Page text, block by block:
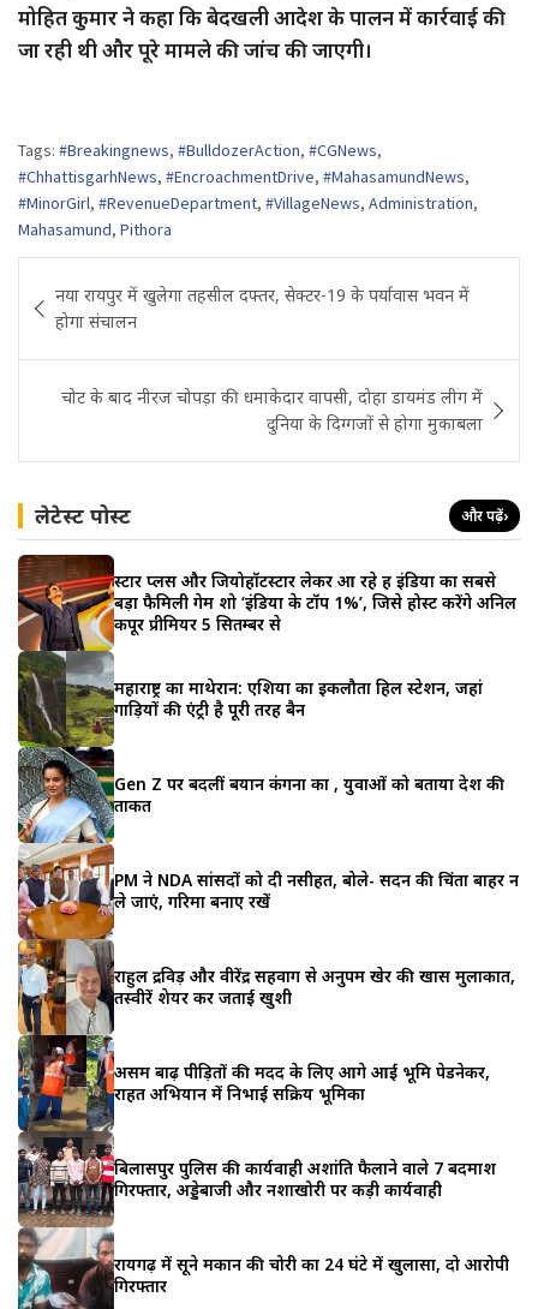
मोहित कुमार ने कहा कि बेदखली आदेश के पालन में कार्रवाई की
जा रही थी और पूरे मामले की जांच की जाएगी।
Tags: #Breakingnews, #BulldozerAction, #CGNews,
#ChhattisgarhNews, #EncroachmentDrive, #MahasamundNews,
#MinorGirl, #RevenueDepartment, #VillageNews, Administration,
Mahasamund, Pithora
navigation
नया रायपुर में खुलेगा तहसील दफ्तर, सेक्टर-19 के पर्यावास भवन में
होगा संचालन
चोट के बाद नीरज चोपड़ा की धमाकेदार वापसी, दोहा डायमंड लीग में
दुनिया के दिग्गजों से होगा मुकाबला
लेटेस्ट पोस्ट और पढ़ें›
स्टार प्लस और जियोहॉटस्टार लेकर आ रहे हैं इंडिया का सबसे
बड़ा फैमिली गेम शो ‘इंडिया के टॉप 1%’, जिसे होस्ट करेंगे अनिल
कपूर प्रीमियर 5 सितम्बर से
महाराष्ट्र का माथेरान: एशिया का इकलौता हिल स्टेशन, जहां
गाड़ियों की एंट्री है पूरी तरह बैन
Gen Z पर बदलीं बयान कंगना का , युवाओं को बताया देश की
ताकत
PM ने NDA सांसदों को दी नसीहत, बोले- सदन की चिंता बाहर न
ले जाएं, गरिमा बनाए रखें
राहुल द्रविड़ और वीरेंद्र सहवाग से अनुपम खेर की खास मुलाकात,
तस्वीरें शेयर कर जताई खुशी
असम बाढ़ पीड़ितों की मदद के लिए आगे आईं भूमि पेडनेकर,
राहत अभियान में निभाई सक्रिय भूमिका
बिलासपुर पुलिस की कार्यवाही अशांति फैलाने वाले 7 बदमाश
गिरफ्तार, अड्डेबाजी और नशाखोरी पर कड़ी कार्यवाही
रायगढ़ में सूने मकान की चोरी का 24 घंटे में खुलासा, दो आरोपी
गिरफ्तार